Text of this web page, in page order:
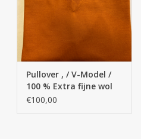
Pullover , / V-Model /
100 % Extra fijne wol
merino' s
€100,00